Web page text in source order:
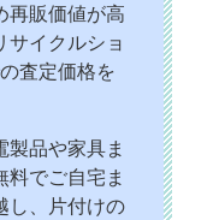
再販価値が高
サイクルショ
査定価格を
品や家具ま
でご自宅ま
し、片付けの